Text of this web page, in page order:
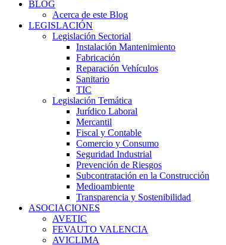
BLOG
Acerca de este Blog
LEGISLACIÓN
Legislación Sectorial
Instalación Mantenimiento
Fabricación
Reparación Vehículos
Sanitario
TIC
Legislación Temática
Jurídico Laboral
Mercantil
Fiscal y Contable
Comercio y Consumo
Seguridad Industrial
Prevención de Riesgos
Subcontratación en la Construcción
Medioambiente
Transparencia y Sostenibilidad
ASOCIACIONES
AVETIC
FEVAUTO VALENCIA
AVICLIMA